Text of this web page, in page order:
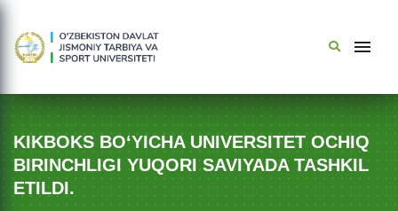
KIKBOKS BO‘YICHA UNIVERSITET OCHIQ
BIRINCHLIGI YUQORI SAVIYADA TASHKIL
ETILDI.